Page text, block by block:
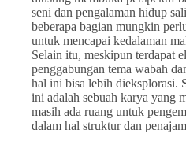
seni dan pengalaman hidup
beberapa bagian mungkin
untuk mencapai kedalaman
Selain itu, meskipun terdapat
penggabungan tema wabah
hal ini bisa lebih dieksplorasi.
ini adalah sebuah karya yang
masih ada ruang untuk
dalam hal struktur dan